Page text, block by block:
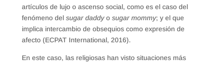
artículos de lujo o ascenso social, como es el caso del
fenómeno del sugar daddyo sugar mommy; y el que
implica intercambio de obsequios como expresión de
afecto (ECPAT International, 2016).
En este caso, las religiosas han visto situaciones más